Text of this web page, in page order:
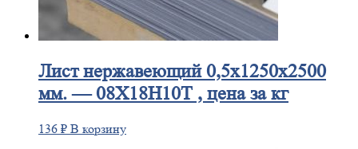
Листнержавеющий 0,5x1250x2500
мм. — 08Х18Н10Т , цена за кг
136 ₽ В корзину